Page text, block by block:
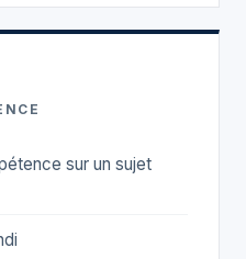
sur un sujet